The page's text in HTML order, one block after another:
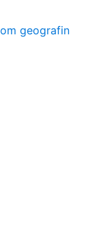
geografin